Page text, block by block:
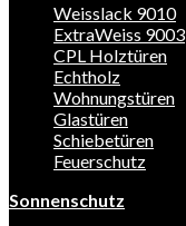
Weisslack 9010
ExtraWeiss 9003
CPL Holztüren
Echtholz
Wohnungstüren
Glastüren
Schiebetüren
Feuerschutz
Sonnenschutz